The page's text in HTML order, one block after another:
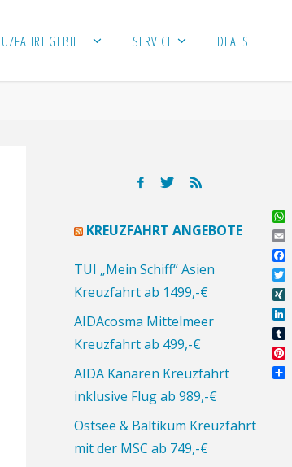
GEBIETE SERVICE DEALS
KREUZFAHRT ANGEBOTE
TUI „Mein Schiff“ Asien
Kreuzfahrt ab 1499,-€
AIDAcosma Mittelmeer
Kreuzfahrt ab 499,-€
AIDA Kanaren Kreuzfahrt
inklusive Flug ab 989,-€
Ostsee & Baltikum Kreuzfahrt
mit der MSC ab 749,-€